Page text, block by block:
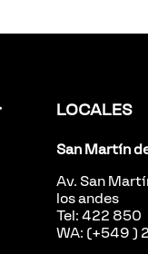
LOCALES
San Martín
Av. San
los andes
Tel: 422 850
WA: (+549 )